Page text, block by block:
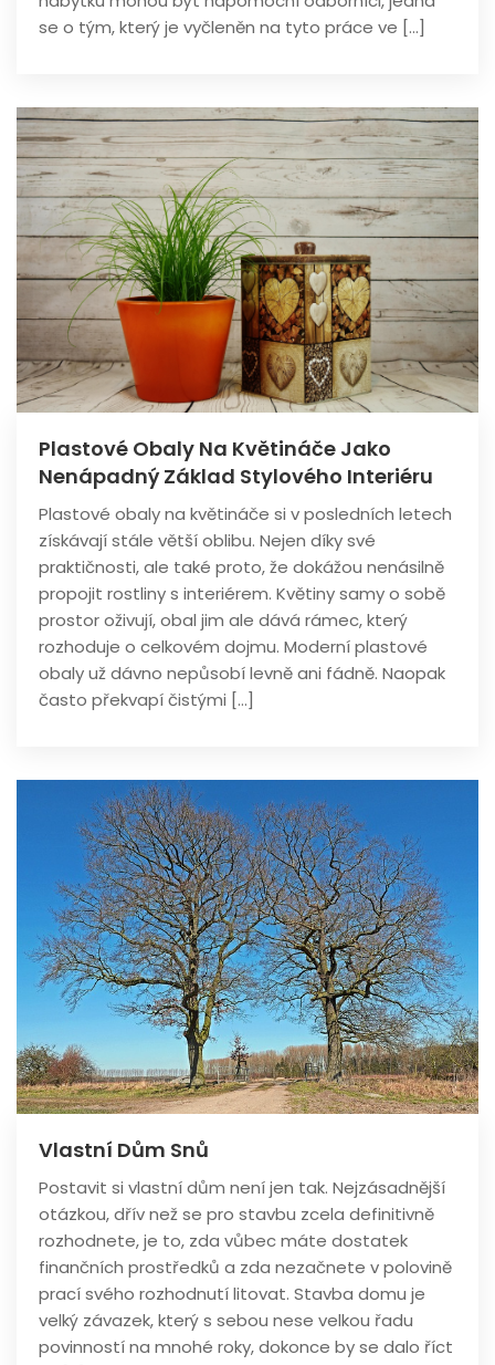
se o tým, který je vyčleněn na tyto práce ve […]
Plastové Obaly Na Květináče Jako
Nenápadný Základ Stylového Interiéru
Plastové obaly na květináče si v posledních letech
získávají stále větší oblibu. Nejen díky své
praktičnosti, ale také proto, že dokážou nenásilně
propojit rostliny s interiérem. Květiny samy o sobě
prostor oživují, obal jim ale dává rámec, který
rozhoduje o celkovém dojmu. Moderní plastové
obaly už dávno nepůsobí levně ani fádně. Naopak
často překvapí čistými […]
Vlastní Dům Snů
Postavit si vlastní dům není jen tak. Nejzásadnější
otázkou, dřív než se pro stavbu zcela definitivně
rozhodnete, je to, zda vůbec máte dostatek
finančních prostředků a zda nezačnete v polovině
prací svého rozhodnutí litovat. Stavba domu je
velký závazek, který s sebou nese velkou řadu
povinností na mnohé roky, dokonce by se dalo říct